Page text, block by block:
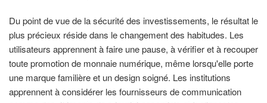
Du point de vue de la sécurité des investissements, le résultat le
plus précieux réside dans le changement des habitudes. Les
utilisateurs apprennent à faire une pause, à vérifier et à recouper
toute promotion de monnaie numérique, même lorsqu'elle porte
une marque familière et un design soigné. Les institutions
apprennent à considérer les fournisseurs de communication